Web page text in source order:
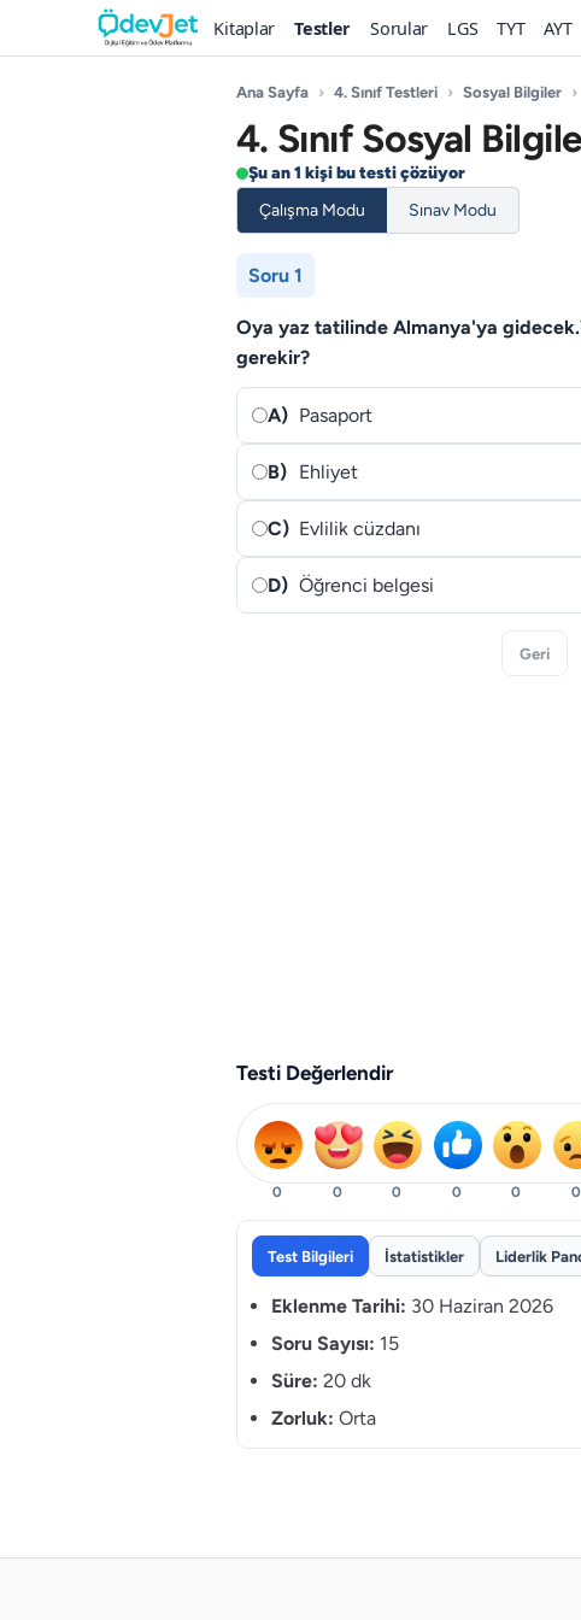
Kitaplar Testler Sorular LGS TYT AYT
Ana Sayfa › 4. Sınıf Testleri › Sosyal Bilgiler ›
4. Sınıf Sosyal
Şu an 1 kişi bu testi çözüyor
Çalışma Modu
Sınav Modu
Soru 1
Oya yaz tatilinde Almanya'ya
gerekir?
A) Pasaport
B) Ehliyet
C) Evlilik cüzdanı
D) Öğrenci belgesi
Geri
Testi Değerlendir
0 0 0 0 0 0
Test Bilgileri İstatistikler Liderlik
Eklenme Tarihi: 30 Haziran 2026
Soru Sayısı: 15
Süre: 20 dk
Zorluk: Orta